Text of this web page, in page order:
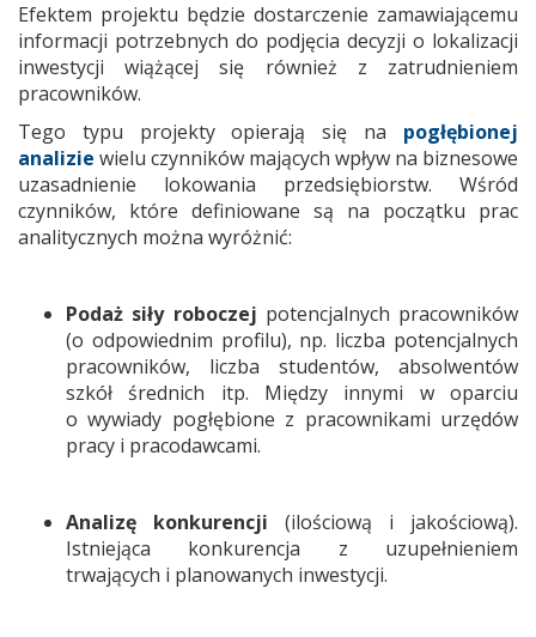
Efektem projektu będzie dostarczenie zamawiającemu
informacji potrzebnych do podjęcia decyzji o lokalizacji
inwestycji wiążącej się również z zatrudnieniem
pracowników.
Tego typu projekty opierają się na pogłębionej
analizie wielu czynników mających wpływ na biznesowe
uzasadnienie lokowania przedsiębiorstw. Wśród
czynników, które definiowane są na początku prac
analitycznych można wyróżnić:
Podaż siły roboczej potencjalnych pracowników
(o odpowiednim profilu), np. liczba potencjalnych
pracowników, liczba studentów, absolwentów
szkół średnich itp. Między innymi w oparciu
o wywiady pogłębione z pracownikami urzędów
pracy i pracodawcami.
Analizę konkurencji (ilościową i jakościową).
Istniejąca konkurencja z uzupełnieniem
trwających i planowanych inwestycji.